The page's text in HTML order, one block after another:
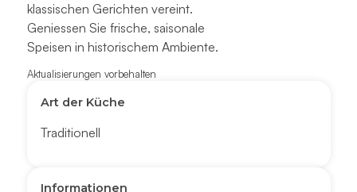
klassischen Gerichten vereint.
Geniessen Sie frische, saisonale
Speisen in historischem Ambiente.
Aktualisierungen vorbehalten
Art der Küche
Traditionell
Informationen